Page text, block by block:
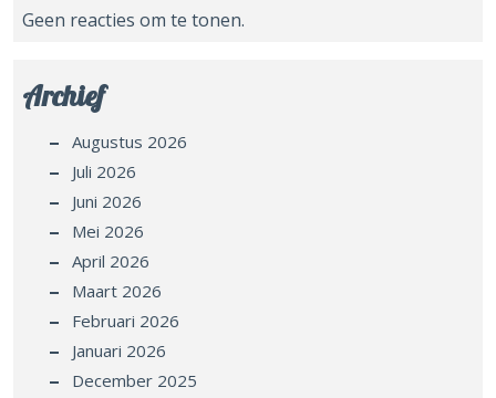
Geen reacties om te tonen.
Archief
Augustus 2026
Juli 2026
Juni 2026
Mei 2026
April 2026
Maart 2026
Februari 2026
Januari 2026
December 2025